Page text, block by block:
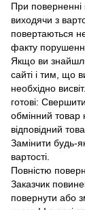
При
виходячи з
повертаються
факту
Якщо ви
сайті і тим, що
необхідно
готові: Свершити
обмінний товар
відповідний
Замінити будь-
вартості.
Повністю
Заказчик
повернути або